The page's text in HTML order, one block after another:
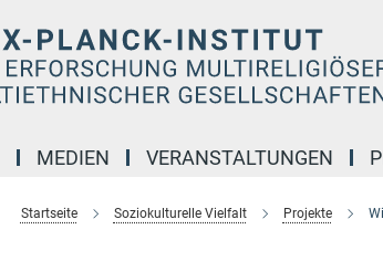
MEDIEN VERANSTALTUNGEN
Startseite Soziokulturelle Vielfalt Projekte